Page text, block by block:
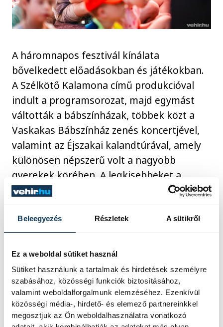
Beleegyezés Részletek A sütikről
Ez a weboldal sütiket használ
Sütiket használunk a tartalmak és hirdetések személyre
szabásához, közösségi funkciók biztosításához,
valamint weboldalforgalmunk elemzéséhez. Ezenkívül
közösségi média-, hirdető- és elemező partnereinkkel
megosztjuk az Ön weboldalhasználatra vonatkozó
A háromnapos fesztivál kínálata
bővelkedett előadásokban és játékokban.
A Szélkötő Kalamona című produkcióval
indult a programsorozat, majd egymást
váltották a bábszínházak, többek közt a
Vaskakas Bábszínház zenés koncertjével,
valamint az Éjszakai kalandtúrával, amely
különösen népszerű volt a nagyobb
gyerekek körében. A legkisebbeket a
Kabóca Kuckó babaszínházi előadásai és
pihenősarkai várták, míg a Fesztelen
Ligetben daruk, golyópályák, lovagi tornák,
barkácsolás és kézműveskedés töltötte ki
a napot.